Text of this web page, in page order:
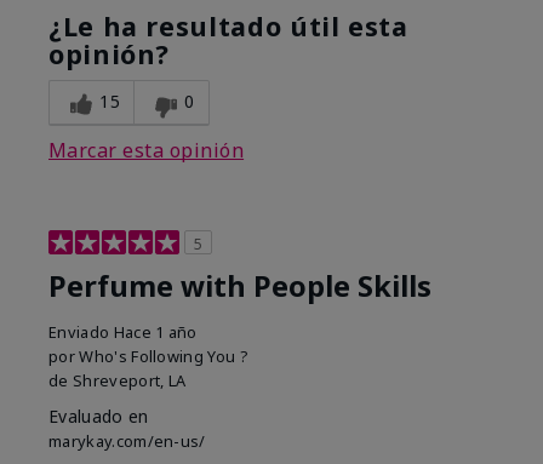
¿Le ha resultado útil esta
opinión?
15 0
Marcar esta opinión
5
Perfume with People Skills
Enviado Hace 1 año
porWho's Following You ?
de Shreveport, LA
Evaluado en
marykay.com/en-us/